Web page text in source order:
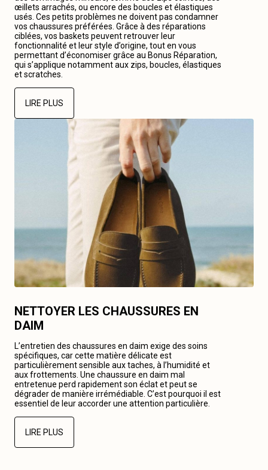
œillets arrachés, ou encore des boucles et élastiques
usés. Ces petits problèmes ne doivent pas condamner
vos chaussures préférées. Grâce à des réparations
ciblées, vos baskets peuvent retrouver leur
fonctionnalité et leur style d’origine, tout en vous
permettant d’économiser grâce au Bonus Réparation,
qui s’applique notamment aux zips, boucles, élastiques
et scratches.
LIRE PLUS
NETTOYER LES CHAUSSURES EN
DAIM
L’entretien des chaussures en daim exige des soins
spécifiques, car cette matière délicate est
particulièrement sensible aux taches, à l’humidité et
aux frottements. Une chaussure en daim mal
entretenue perd rapidement son éclat et peut se
dégrader de manière irrémédiable. C’est pourquoi il est
essentiel de leur accorder une attention particulière.
LIRE PLUS